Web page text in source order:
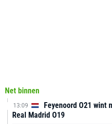
Net binnen
13:09
Feyenoord O21 wint
Real Madrid O19